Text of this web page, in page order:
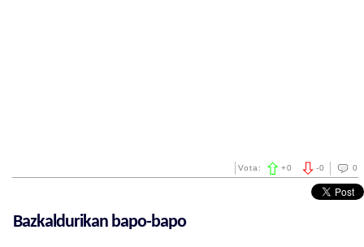
0
-0
Vota: +0
Bazkaldurikan bapo-bapo